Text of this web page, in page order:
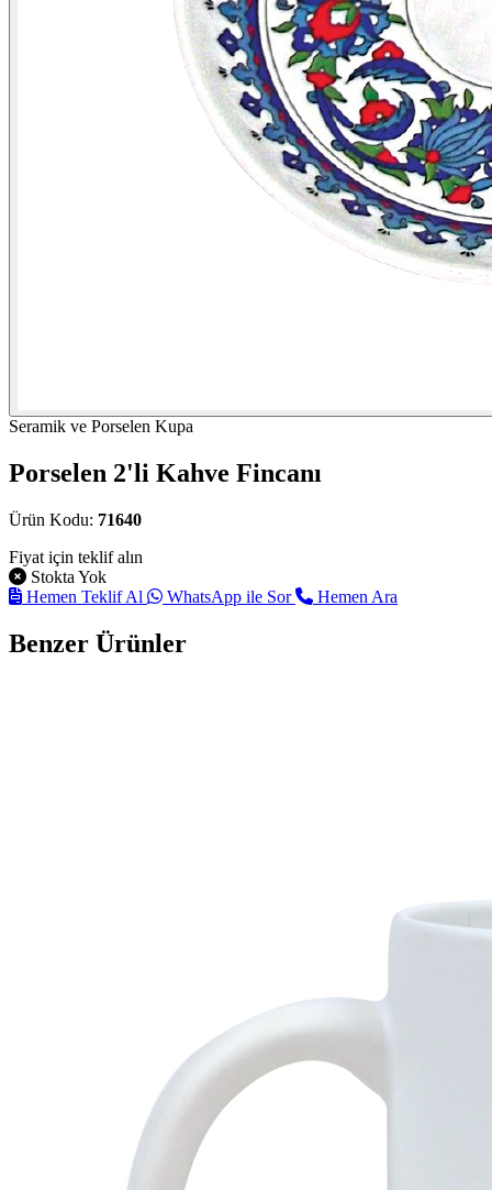
Seramik ve Porselen Kupa
Porselen 2'li Kahve Fincanı
Ürün Kodu: 71640
Fiyat için teklif alın
Stokta Yok
Hemen Teklif Al
WhatsApp ile Sor Hemen Ara
Benzer Ürünler